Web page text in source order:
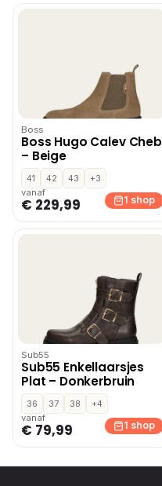
Boss
Boss Hugo Calev Cheb
– Beige
41 42 43
+3
vanaf
€ 229,99 1 shop
Sub55
Sub55 Enkellaarsjes
Plat – Donkerbruin
36 37 38
+4
vanaf
€ 79,99 1 shop